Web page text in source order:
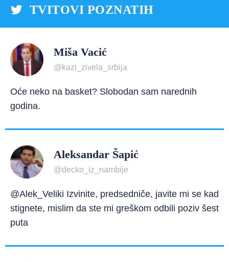
TVITOVI POZNATIH
Miša Vacić
@kazi_zivela_srbija
Oće neko na basket? Slobodan sam narednih
godina.
Aleksandar Šapić
@decko_iz_nambije
@Alek_Veliki Izvinite, predsedniče, javite mi se kad
stignete, mislim da ste mi greškom odbili poziv šest
puta